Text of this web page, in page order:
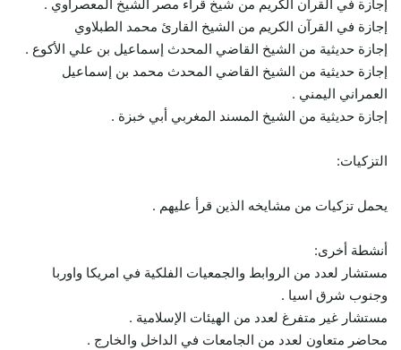
إجازة في القرآن الكريم من شيخ قراء مصر الشيخ المعصراوي .
إجازة في القرآن الكريم من الشيخ القارئ محمد الطبلاوي
إجازة حديثية من الشيخ القاضي المحدث إسماعيل بن علي الأكوع .
إجازة حديثية من الشيخ القاضي المحدث محمد بن إسماعيل
العمراني اليمني .
إجازة حديثية من الشيخ المسند المغربي أبي خبزة .
التزكيات:
يحمل تزكيات من مشايخه الذين قرأ عليهم .
أنشطة أخرى:
مستشار لعدد من الروابط والجمعيات الفلكية في امريكا واوربا
وجنوب شرق اسيا .
مستشار غير متفرغ لعدد من الهيئات الإسلامية .
محاضر متعاون لعدد من الجامعات في الداخل والخارج .